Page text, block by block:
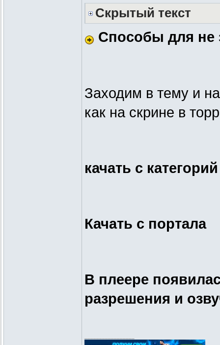
Скрытый текст
Способы для не
Заходим в тему и
как на скрине в
качать с категорий
Качать с портала
В плеере
разрешения и